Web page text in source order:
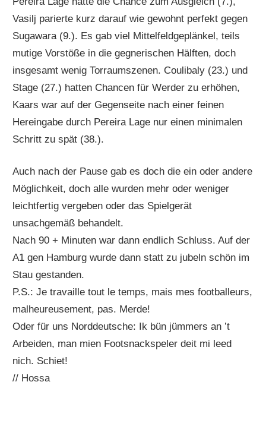
Vasilj parierte kurz darauf wie gewohnt perfekt gegen
Sugawara (9.). Es gab viel Mittelfeldgeplänkel, teils
mutige Vorstöße in die gegnerischen Hälften, doch
insgesamt wenig Torraumszenen. Coulibaly (23.) und
Stage (27.) hatten Chancen für Werder zu erhöhen,
Kaars war auf der Gegenseite nach einer feinen
Hereingabe durch Pereira Lage nur einen minimalen
Schritt zu spät (38.).
Auch nach der Pause gab es doch die ein oder andere
Möglichkeit, doch alle wurden mehr oder weniger
leichtfertig vergeben oder das Spielgerät
unsachgemäß behandelt.
Nach 90 + Minuten war dann endlich Schluss. Auf der
A1 gen Hamburg wurde dann statt zu jubeln schön im
Stau gestanden.
P.S.: Je travaille tout le temps, mais mes footballeurs,
malheureusement, pas. Merde!
Oder für uns Norddeutsche: Ik bün jümmers an ’t
Arbeiden, man mien Footsnackspeler deit mi leed
nich. Schiet!
// Hossa